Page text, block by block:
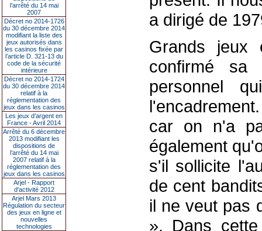
l’arrêté du 14 mai
2007
Décret no 2014-1726
du 30 décembre 2014
modifiant la liste des
jeux autorisés dans
les casinos fixée par
l’article D. 321-13 du
code de la sécurité
intérieure
Décret no 2014-1724
du 30 décembre 2014
relatif à la
réglementation des
jeux dans les casinos
Les jeux d’argent en
France - Avril 2014
Arrêté du 6 décembre
2013 modifiant les
dispositions de
l’arrêté du 14 mai
2007 relatif à la
réglementation des
jeux dans les casinos
Arjel - Rapport
d'activité 2012
Arjel Mars 2013
Régulation du secteur
des jeux en ligne et
nouvelles
technologies
a dirigé de
Grands jeux
confirmé
personnel
car on n'a
également
s'il sollicite
de cent
il ne veut pas
». Dans